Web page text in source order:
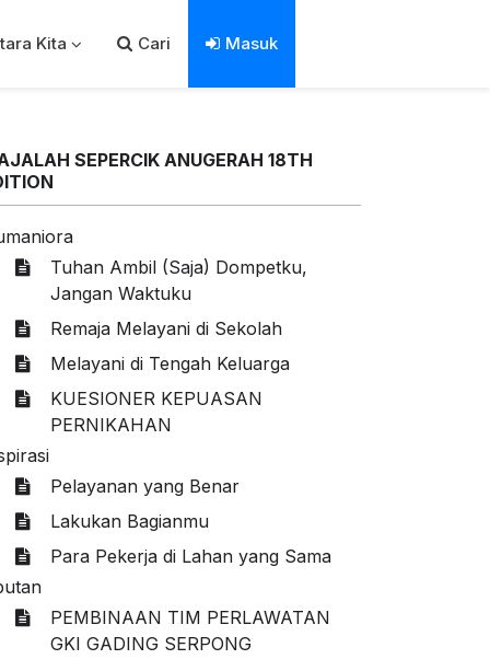
Kita Cari Masuk
SEPERCIK ANUGERAH 18TH
Tuhan Ambil (Saja) Dompetku,
Jangan Waktuku
Remaja Melayani di Sekolah
Melayani di Tengah Keluarga
KUESIONER KEPUASAN
PERNIKAHAN
Pelayanan yang Benar
Lakukan Bagianmu
Para Pekerja di Lahan yang Sama
PEMBINAAN TIM PERLAWATAN
GKI GADING SERPONG